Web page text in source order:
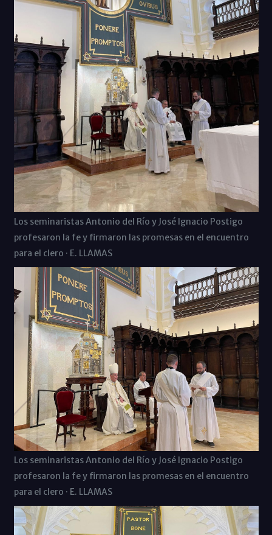
Los seminaristas Antonio del Río y José Ignacio Postigo
profesaron la fe y firmaron las promesas en el encuentro
para el clero · E. LLAMAS
Los seminaristas Antonio del Río y José Ignacio Postigo
profesaron la fe y firmaron las promesas en el encuentro
para el clero · E. LLAMAS